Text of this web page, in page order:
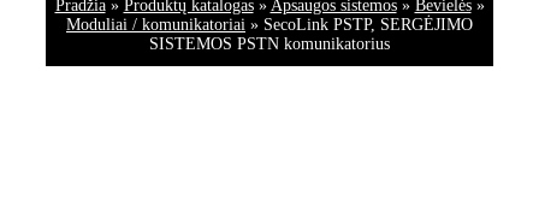
Pradžia» Produktų katalogas» Apsaugos sistemos» Bevielės»
Moduliai / komunikatoriai » SecoLink PSTP, SERGĖJIMO
SISTEMOS PSTN komunikatorius